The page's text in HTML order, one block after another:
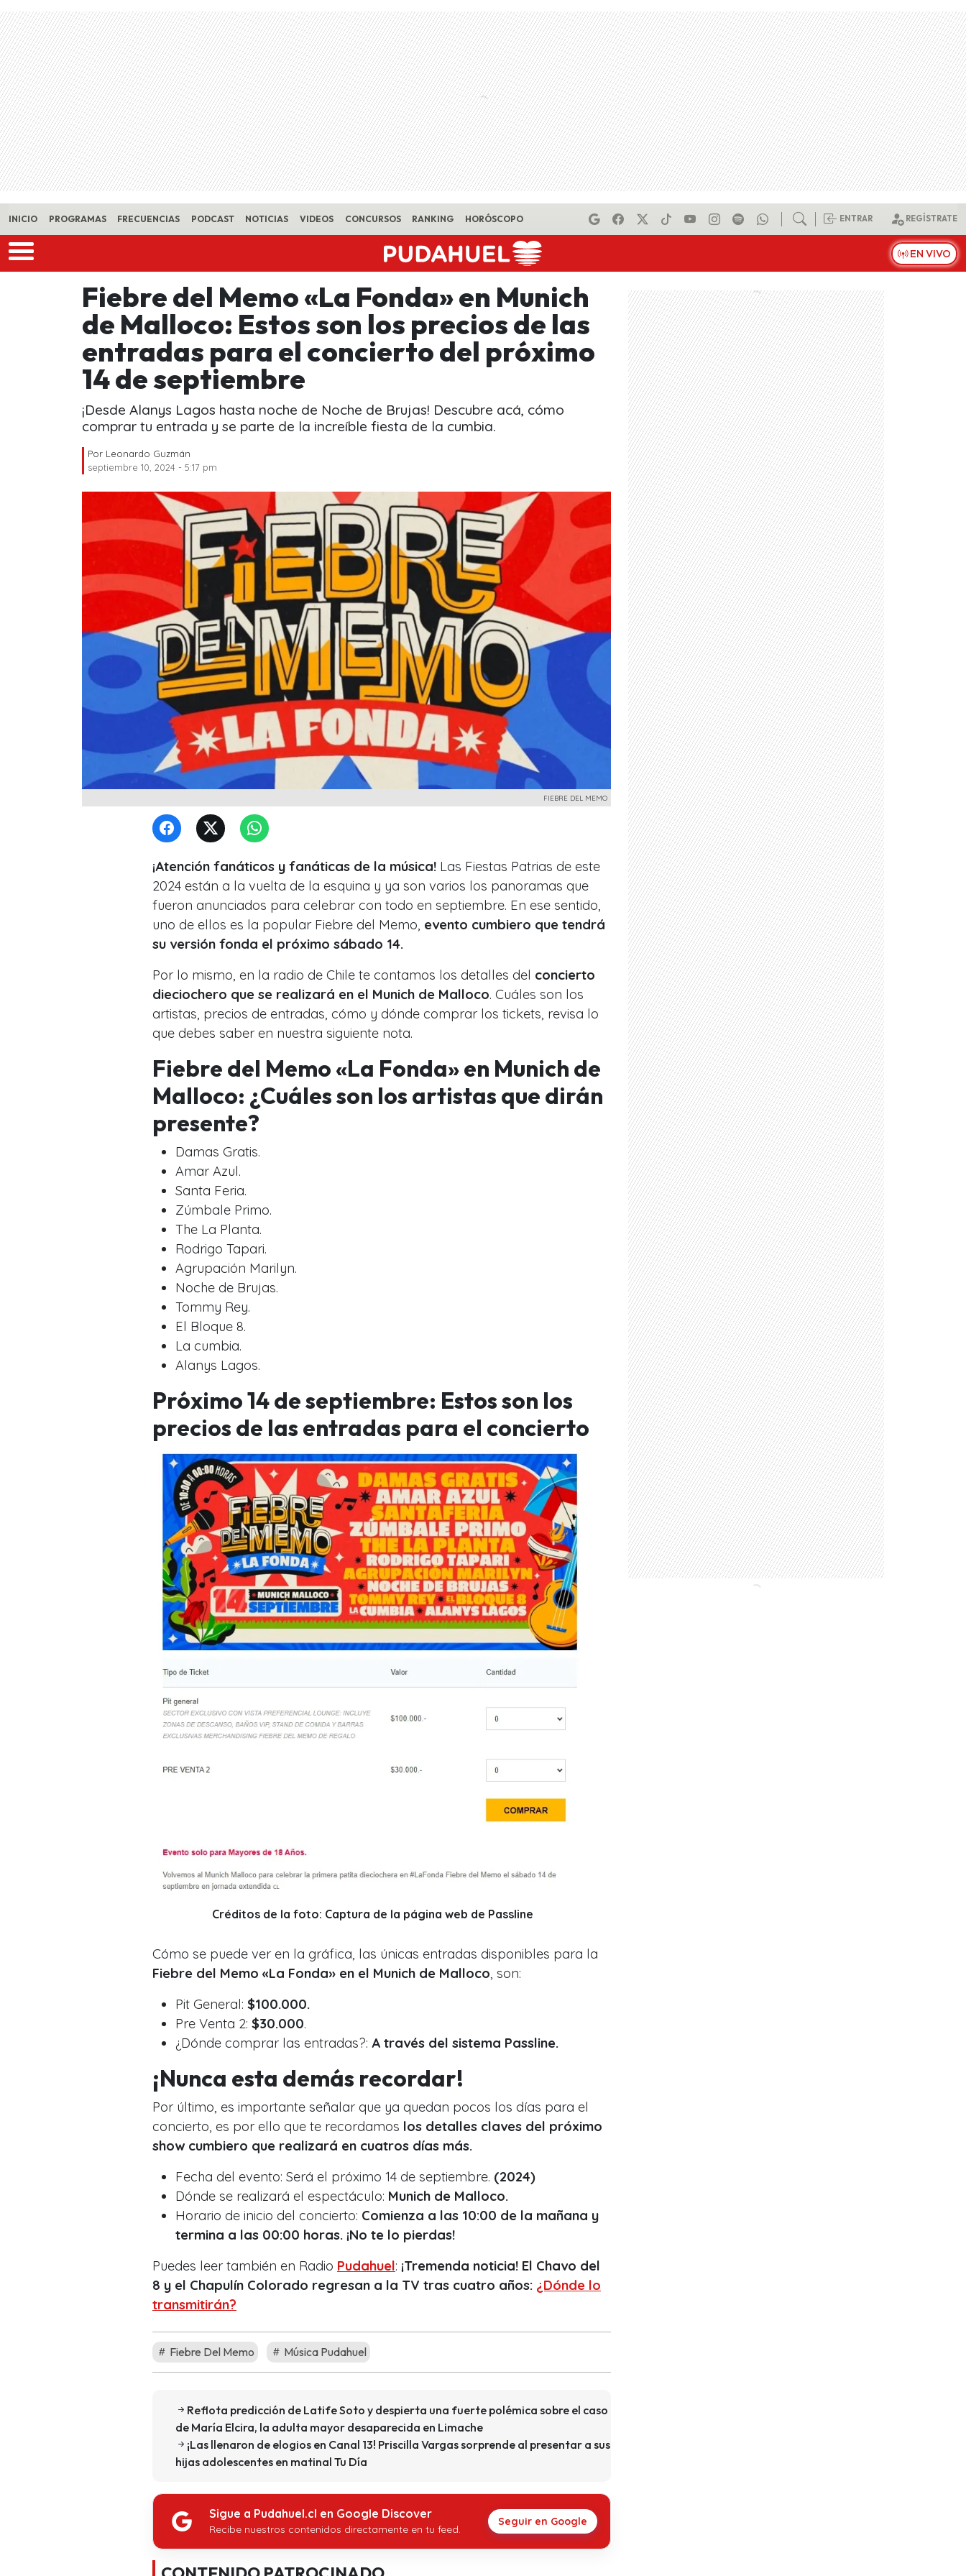
Skip to main content
INICIO PROGRAMAS FRECUENCIAS PODCAST NOTICIAS VIDEOS CONCURSOS RANKING HORÓSCOPO ENTRAR REGÍSTRATE
EN VIVO
Fiebre del Memo «La Fonda» en Munich
de Malloco: Estos son los precios de las
entradas para el concierto del próximo
14 de septiembre
¡Desde Alanys Lagos hasta noche de Noche de Brujas! Descubre acá, cómo
comprar tu entrada y se parte de la increíble fiesta de la cumbia.
Por Leonardo Guzmán
septiembre 10, 2024 - 5:17 pm
FIEBRE DEL MEMO
¡Atención fanáticos y fanáticas de la música! Las Fiestas Patrias de este
2024 están a la vuelta de la esquina y ya son varios los panoramas que
fueron anunciados para celebrar con todo en septiembre. En ese sentido,
uno de ellos es la popular Fiebre del Memo, evento cumbiero que tendrá
su versión fonda el próximo sábado 14.
Por lo mismo, en la radio de Chile te contamos los detalles del concierto
dieciochero que se realizará en el Munich de Malloco. Cuáles son los
artistas, precios de entradas, cómo y dónde comprar los tickets, revisa lo
que debes saber en nuestra siguiente nota.
Fiebre del Memo «La Fonda» en Munich de
Malloco: ¿Cuáles son los artistas que dirán
presente?
Damas Gratis.
Amar Azul.
Santa Feria.
Zúmbale Primo.
The La Planta.
Rodrigo Tapari.
Agrupación Marilyn.
Noche de Brujas.
Tommy Rey.
El Bloque 8.
La cumbia.
Alanys Lagos.
Próximo 14 de septiembre: Estos son los
precios de las entradas para el concierto
Créditos de la foto: Captura de la página web de Passline
Cómo se puede ver en la gráfica, las únicas entradas disponibles para la
Fiebre del Memo «La Fonda» en el Munich de Malloco, son:
Pit General: $100.000.
Pre Venta 2: $30.000.
¿Dónde comprar las entradas?: A través del sistema Passline.
¡Nunca esta demás recordar!
Por último, es importante señalar que ya quedan pocos los días para el
concierto, es por ello que te recordamos los detalles claves del próximo
show cumbiero que realizará en cuatros días más.
Fecha del evento: Será el próximo 14 de septiembre. (2024)
Dónde se realizará el espectáculo: Munich de Malloco.
Horario de inicio del concierto: Comienza a las 10:00 de la mañana y
termina a las 00:00 horas. ¡No te lo pierdas!
Puedes leer también en Radio Pudahuel: ¡Tremenda noticia! El Chavo del
8 y el Chapulín Colorado regresan a la TV tras cuatro años: ¿Dónde lo
transmitirán?
Fiebre Del Memo Música Pudahuel
Reflota predicción de Latife Soto y despierta una fuerte polémica sobre el caso
de María Elcira, la adulta mayor desaparecida en Limache
¡Las llenaron de elogios en Canal 13! Priscilla Vargas sorprende al presentar a sus
hijas adolescentes en matinal Tu Día
Sigue a Pudahuel.cl en Google Discover
Recibe nuestros contenidos directamente en tu feed.
Seguir en Google